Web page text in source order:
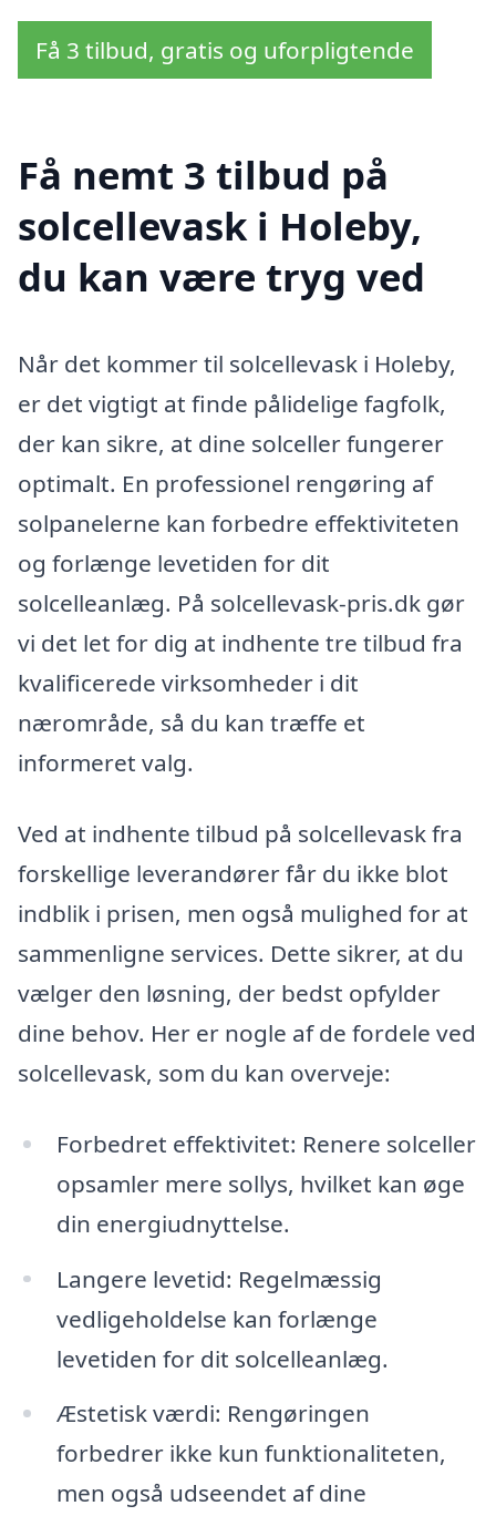
Få 3 tilbud, gratis og uforpligtende
Få nemt 3 tilbud på
solcellevask i Holeby,
du kan være tryg ved
Når det kommer til solcellevask i Holeby,
er det vigtigt at finde pålidelige fagfolk,
der kan sikre, at dine solceller fungerer
optimalt. En professionel rengøring af
solpanelerne kan forbedre effektiviteten
og forlænge levetiden for dit
solcelleanlæg. På solcellevask-pris.dk gør
vi det let for dig at indhente tre tilbud fra
kvalificerede virksomheder i dit
nærområde, så du kan træffe et
informeret valg.
Ved at indhente tilbud på solcellevask fra
forskellige leverandører får du ikke blot
indblik i prisen, men også mulighed for at
sammenligne services. Dette sikrer, at du
vælger den løsning, der bedst opfylder
dine behov. Her er nogle af de fordele ved
solcellevask, som du kan overveje:
Forbedret effektivitet: Renere solceller
opsamler mere sollys, hvilket kan øge
din energiudnyttelse.
Langere levetid: Regelmæssig
vedligeholdelse kan forlænge
levetiden for dit solcelleanlæg.
Æstetisk værdi: Rengøringen
forbedrer ikke kun funktionaliteten,
men også udseendet af dine